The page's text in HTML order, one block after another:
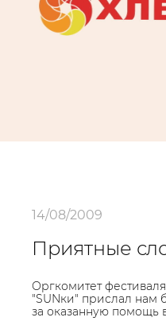
14/08/2009
Приятные
Оргкомитет
"SUNки" прислал нам
за оказанную помощь